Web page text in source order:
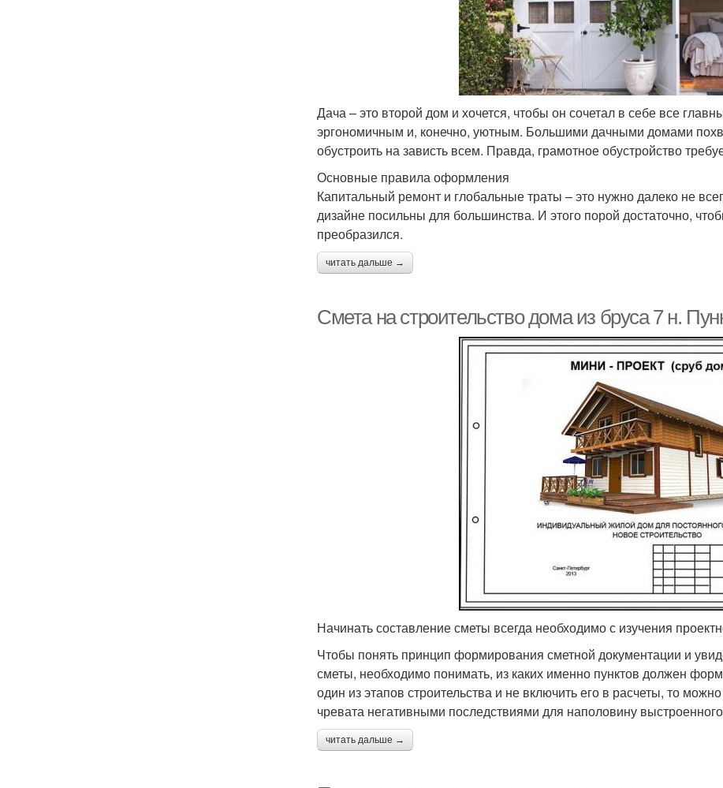
Дача – это второй дом и хочется, чтобы он сочетал в себе все
эргономичным и, конечно, уютным. Большими дачными домами
обустроить на зависть всем. Правда, грамотное обустройство
Основные правила оформления
Капитальный ремонт и глобальные траты – это нужно далеко не
дизайне посильны для большинства. И этого порой достаточно,
преобразился.
читать дальше →
Смета на строительство дома из бруса 7 н.
Начинать составление сметы всегда необходимо с изучения
Чтобы понять принцип формирования сметной документации и
сметы, необходимо понимать, из каких именно пунктов должен
один из этапов строительства и не включить его в расчеты, то
чревата негативными последствиями для наполовину
читать дальше →